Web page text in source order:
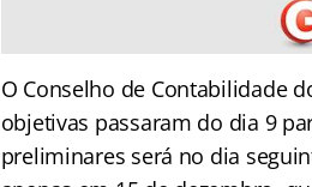
O Conselho de Contabilidade
objetivas passaram do dia 9
preliminares será no dia